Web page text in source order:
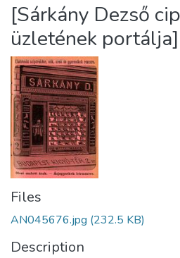
Statistics
About us
[Sárkány Dezső
üzletének portálja]
Files
AN045676.jpg (232.5 KB)
Description